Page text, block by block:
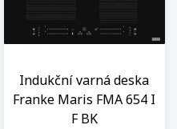
Indukční varná deska
Franke Maris FMA 654 I
F BK